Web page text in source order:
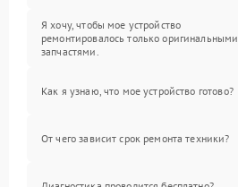
Я хочу, чтобы мое устройство
ремонтировалось только оригинальными
запчастями.
Как я узнаю, что мое устройство готово?
От чего зависит срок ремонта техники?